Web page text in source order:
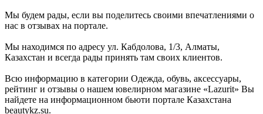
Мы будем рады, если вы поделитесь своими впечатлениями о
нас в отзывах на портале.
Мы находимся по адресу ул. Кабдолова, 1/3, Алматы,
Казахстан и всегда рады принять там своих клиентов.
Всю информацию в категории Одежда, обувь, аксессуары,
рейтинг и отзывы о нашем ювелирном магазине «Lazurit» Вы
найдете на информационном бьюти портале Казахстана
beautykz.su.